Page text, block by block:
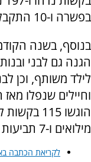
בפשרה ו-10 התקבלו.
בנוסף, בשנה
הגנה גם לבני
לילד משותף, וכן
הוגשו
מילואים ו-7 תביעות הוגשו על ידי בני הזוג עצמם.
לקריאת הכתבה